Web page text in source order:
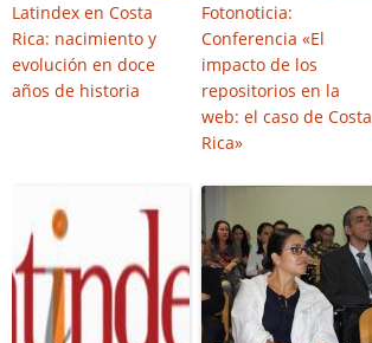
Latindex en Costa
Rica: nacimiento y
evolución en doce
años de historia
Fotonoticia:
Conferencia «El
impacto de los
repositorios en la
web: el caso de Costa
Rica»